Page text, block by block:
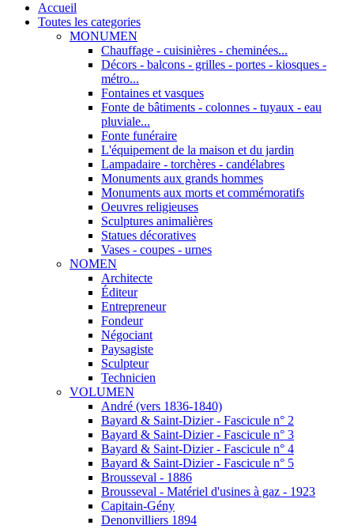
Accueil
Toutes les categories
MONUMEN
Chauffage - cuisinières - cheminées...
Décors - balcons - grilles - portes - kiosques -
métro...
Fontaines et vasques
Fonte de bâtiments - colonnes - tuyaux - eau
pluviale...
Fonte funéraire
L'équipement de la maison et du jardin
Lampadaire - torchères - candélabres
Monuments aux grands hommes
Monuments aux morts et commémoratifs
Oeuvres religieuses
Sculptures animalières
Statues décoratives
Vases - coupes - urnes
NOMEN
Architecte
Éditeur
Entrepreneur
Fondeur
Négociant
Paysagiste
Sculpteur
Technicien
VOLUMEN
André (vers 1836-1840)
Bayard & Saint-Dizier - Fascicule n° 2
Bayard & Saint-Dizier - Fascicule n° 3
Bayard & Saint-Dizier - Fascicule n° 4
Bayard & Saint-Dizier - Fascicule n° 5
Brousseval - 1886
Brousseval - Matériel d'usines à gaz - 1923
Capitain-Gény
Denonvilliers 1894